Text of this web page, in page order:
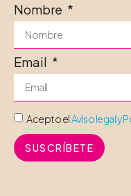
Nombre
Email
Acepto elAviso legal y
SUSCRÍBETE